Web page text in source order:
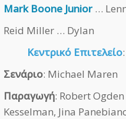
Mark Boone Junior …
Reid Miller … Dylan
Κεντρικό Επιτελείο:
Σενάριο: Michael Maren
Παραγωγή: Robert
Kesselman, Jina